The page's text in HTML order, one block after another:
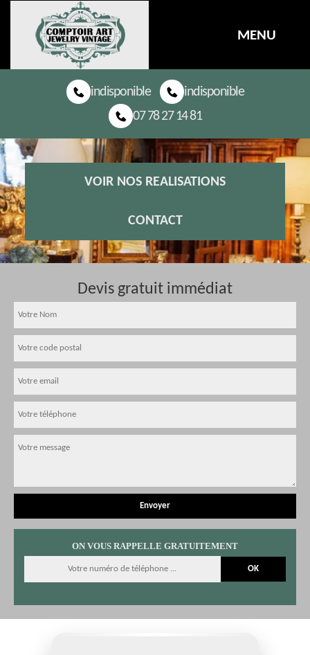
MENU
indisponible
indisponible
07 78 27 14 81
VOIR NOS REALISATIONS
CONTACT
Devis gratuit immédiat
ON VOUS RAPPELLE GRATUITEMENT